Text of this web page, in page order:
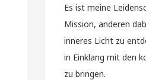
Es ist meine
Mission, anderen
inneres Licht zu
in Einklang mit den
zu bringen.